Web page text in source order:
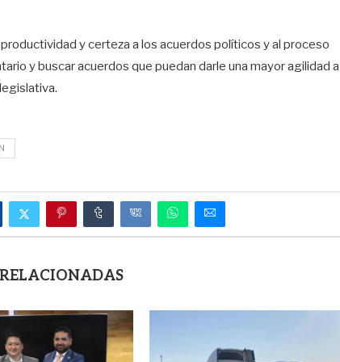
y certeza a los acuerdos políticos y al proceso
y buscar acuerdos que puedan darle una mayor agilidad a